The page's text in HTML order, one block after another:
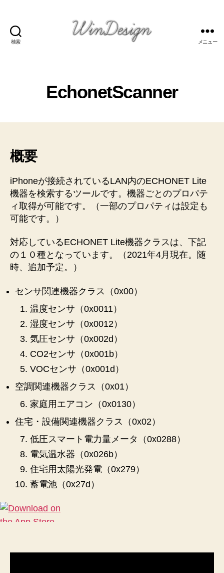
検索
Page
メニュー
EchonetScanner
概要
iPhoneが接続されているLAN内のECHONET Lite
機器を検索するツールです。機器ごとのプロパテ
ィ取得が可能です。（一部のプロパティは設定も
可能です。）
対応しているECHONET Lite機器クラスは、下記
の１０種となっています。（2021年4月現在。随
時、追加予定。）
センサ関連機器クラス（0x00）
温度センサ（0x0011）
湿度センサ（0x0012）
気圧センサ（0x002d）
CO2センサ（0x001b）
VOCセンサ（0x001d）
空調関連機器クラス（0x01）
家庭用エアコン（0x0130）
住宅・設備関連機器クラス（0x02）
低圧スマート電力量メータ（0x0288）
電気温水器（0x026b）
住宅用太陽光発電（0x279）
蓄電池（0x27d）